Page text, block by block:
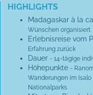
HIGHLIGHTS
Madagaskar à la
Wünschen organisiert
Erlebnisreise vom
Erfahrung zurück
Dauer - 14-tägige
Höhepunkte -
Wanderungen im
Nationalparks